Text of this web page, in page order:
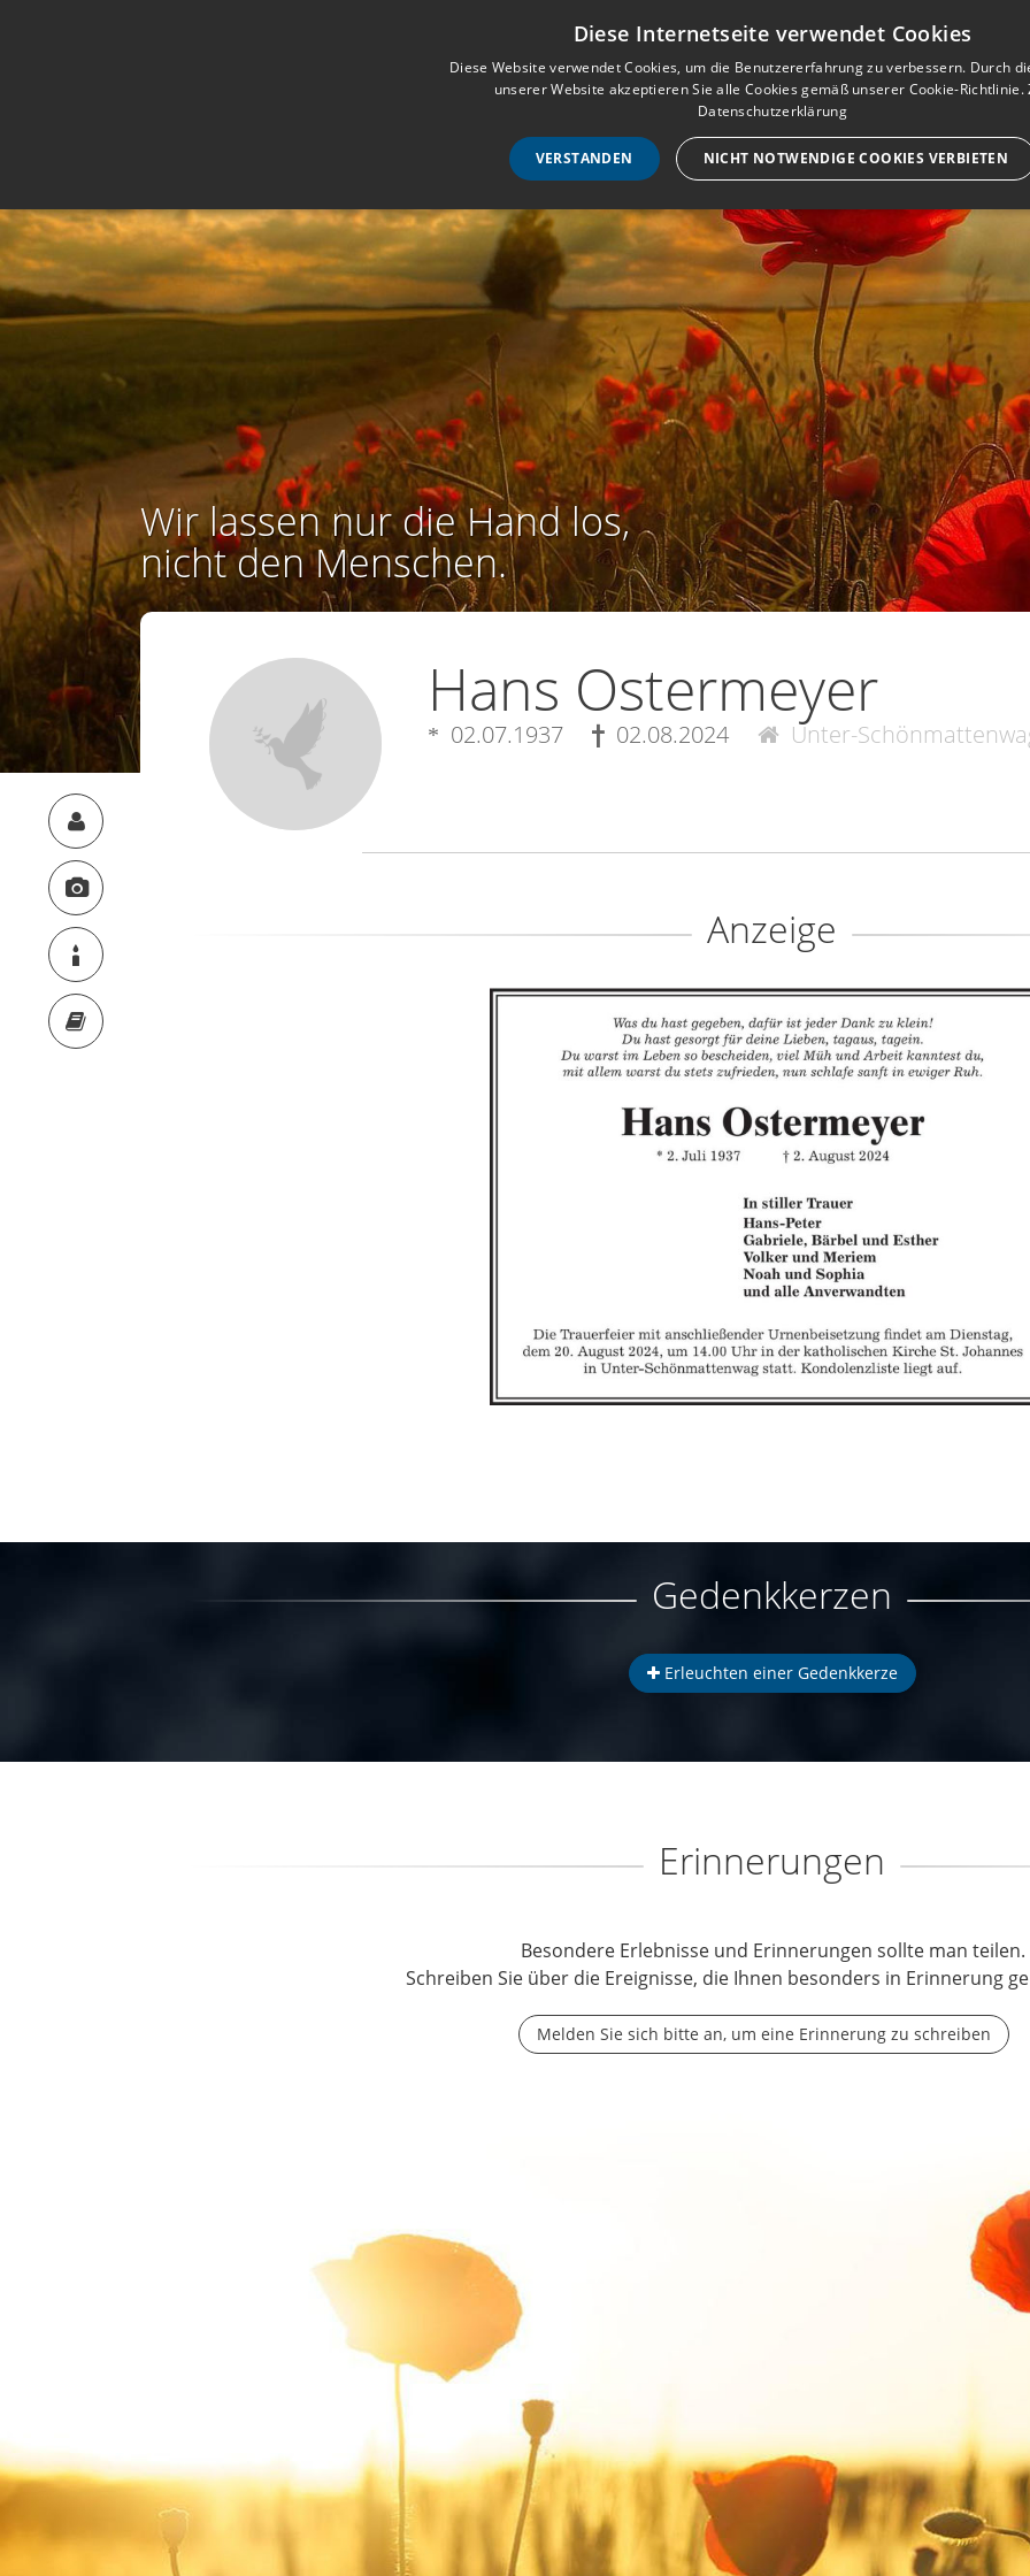
Musterbuch für Traueranzeigen
STARTSEITE
Wir lassen nur die Hand los,
nicht den Menschen.
Hans Ostermeyer
02.07.1937 02.08.2024 Unter-
Anzeige
Gedenkkerzen
Erleuchten einer Gedenkkerze
Erinnerungen
Besondere Erlebnisse und Erinnerungen sollte man teilen.
Schreiben Sie über die Ereignisse, die Ihnen besonders in Erinnerung
Melden Sie sich bitte an, um eine Erinnerung zu schreiben
Diese Internetseite verwendet Cookies
Diese Website verwendet Cookies, um die Benutzererfahrung zu verbessern. Durch
unserer Website akzeptieren Sie alle Cookies gemäß unserer Cookie-Richtlinie.
Datenschutzerklärung
VERSTANDEN NICHT NOTWENDIGE COOKIES VERBIETEN